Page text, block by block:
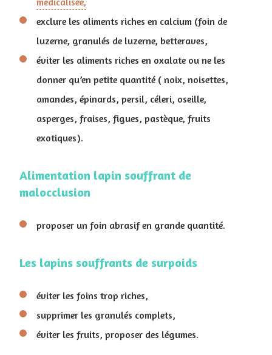
exclure les aliments riches en calcium (foin de
luzerne, granulés de luzerne, betteraves,
éviter les aliments riches en oxalate ou ne les
donner qu’en petite quantité ( noix, noisettes,
amandes, épinards, persil, céleri, oseille,
asperges, fraises, figues, pastèque, fruits
exotiques).
Alimentation lapin souffrant de
malocclusion
proposer un foin abrasif en grande quantité.
Les lapins souffrants de surpoids
éviter les foins trop riches,
supprimer les granulés complets,
éviter les fruits, proposer des légumes.